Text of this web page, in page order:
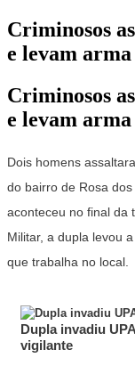
Criminosos
e levam
Criminosos
e levam
Dois homens
do bairro de Rosa
aconteceu no final da
Militar, a dupla levou
que trabalha no local.
Dupla invadiu
vigilante